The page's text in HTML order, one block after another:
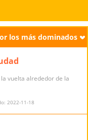
los más dominados
vuelta alrededor de la
2022-11-18